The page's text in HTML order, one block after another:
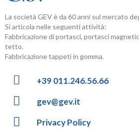
La società GEV è da 60 anni sul mercato
Si articola nelle seguenti attività:
Fabbricazione di portasci, portasci
tetto.
Fabbricazione tappeti in gomma.
+39 011.246.56.66
gev@gev.it
Privacy Policy